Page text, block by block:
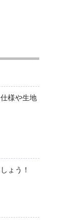
様や生地
ょう！